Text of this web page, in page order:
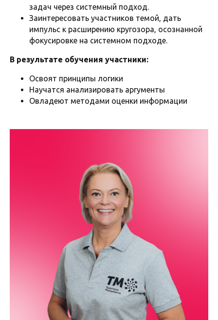
задач через системный подход.
Заинтересовать участников темой, дать
импульс к расширению кругозора, осознанной
фокусировке на системном подходе.
В результате обучения участники:
Освоят принципы логики
Научатся анализировать аргументы
Овладеют методами оценки информации